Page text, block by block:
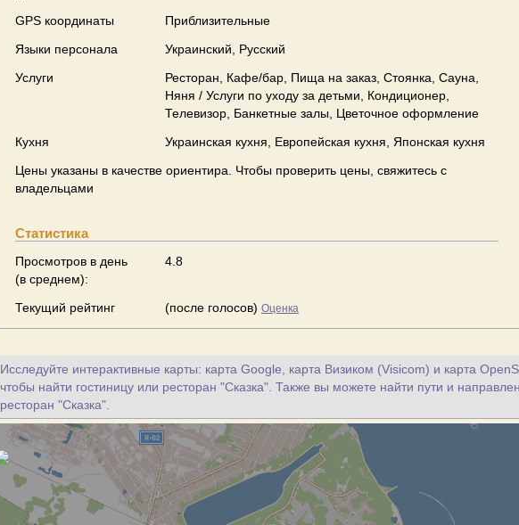
GPS координаты
Приблизительные
Языки персонала
Украинский, Русский
Услуги
Ресторан, Кафе/бар, Пища на заказ, Стоянка, Сауна,
Няня / Услуги по уходу за детьми, Кондиционер,
Телевизор, Банкетные залы, Цветочное оформление
Кухня
Украинская кухня, Европейская кухня, Японская кухня
Цены указаны в качестве ориентира. Чтобы проверить цены, свяжитесь с
владельцами
Статистика
Просмотров в день
(в среднем):
4.8
Текущий рейтинг (после голосов) Оценка
Исследуйте интерактивные карты: карта Google, карта Визиком (Visicom) и карта
чтобы найти гостиницу или ресторан "Сказка". Также вы можете найти пути и
ресторан "Сказка".